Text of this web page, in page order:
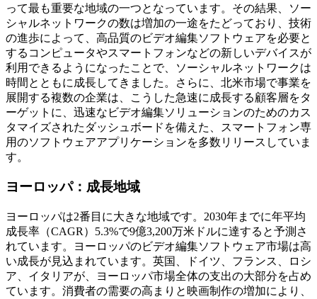
って最も重要な地域の一つとなっています。その結果、ソー
シャルネットワークの数は増加の一途をたどっており、技術
の進歩によって、高品質のビデオ編集ソフトウェアを必要と
するコンピュータやスマートフォンなどの新しいデバイスが
利用できるようになったことで、ソーシャルネットワークは
時間とともに成長してきました。さらに、北米市場で事業を
展開する複数の企業は、こうした急速に成長する顧客層をタ
ーゲットに、迅速なビデオ編集ソリューションのためのカス
タマイズされたダッシュボードを備えた、スマートフォン専
用のソフトウェアアプリケーションを多数リリースしていま
す。
ヨーロッパ：成長地域
ヨーロッパは2番目に大きな地域です。2030年までに年平均
成長率（CAGR）5.3%で9億3,200万米ドルに達すると予測さ
れています。ヨーロッパのビデオ編集ソフトウェア市場は高
い成長が見込まれています。英国、ドイツ、フランス、ロシ
ア、イタリアが、ヨーロッパ市場全体の支出の大部分を占め
ています。消費者の需要の高まりと映画制作の増加により、